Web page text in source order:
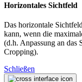
Horizontales Sichtfeld
Das horizontale
kann, wenn die
(d.h. Anpassung an das
Cropping).
Schließen